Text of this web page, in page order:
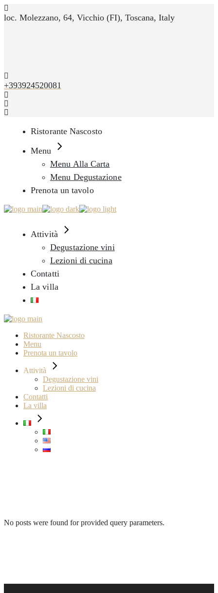
Skip
to
loc. Molezzano, 64, Vicchio (FI), Toscana, Italy
+393924520081
Ristorante Nascosto
Menu
Menu Alla Carta
Menu Degustazione
Prenota un tavolo
Attività
Degustazione vini
Lezioni di cucina
Contatti
La villa
Ristorante Nascosto
Menu
Prenota un tavolo
Attività
Degustazione vini
Lezioni di cucina
Contatti
La villa
No posts were found for provided query parameters.